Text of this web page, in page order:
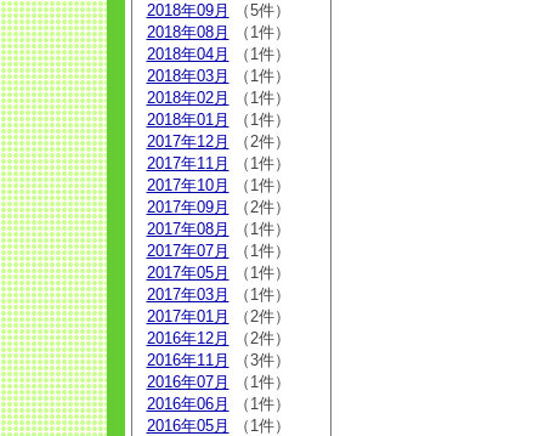
2018年09月
（5件）
2018年08月
（1件）
2018年04月
（1件）
2018年03月
（1件）
2018年02月
（1件）
2018年01月
（1件）
2017年12月
（2件）
2017年11月
（1件）
2017年10月
（1件）
2017年09月
（2件）
2017年08月
（1件）
2017年07月
（1件）
2017年05月
（1件）
2017年03月
（1件）
2017年01月
（2件）
2016年12月
（2件）
2016年11月
（3件）
2016年07月
（1件）
2016年06月
（1件）
2016年05月
（1件）